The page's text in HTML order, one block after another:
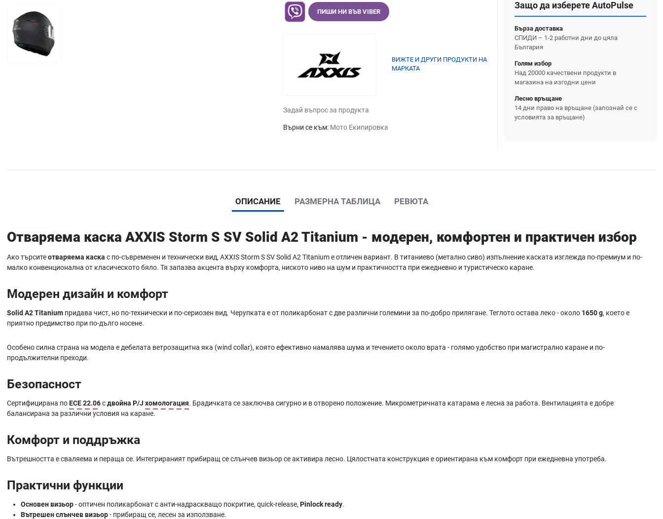
ПИШИ НИ ВЪВ VIBER
ВИЖТЕ И ДРУГИ ПРОДУКТИ НА
МАРКАТА
Задай въпрос за продукта
Върни се към: Мото Екипировка
Защо да изберете AutoPulse
Бърза доставка
СПИДИ – 1-2 работни дни до цяла
България
Голям избор
Над 20000 качествени продукти в
магазина на изгодни цени
Лесно връщане
14 дни право на връщане (запознай се с
условията за връщане)
ОПИСАНИЕ РАЗМЕРНА ТАБЛИЦА РЕВЮТА
Отваряема каска AXXIS Storm S SV Solid A2 Titanium - модерен, комфортен и практичен избор
Ако търситеотваряема каска с по-съвременен и технически вид, AXXIS Storm S SV Solid A2 Titanium е отличен вариант. В титаниево (метално сиво) изпълнение каската изглежда по-премиум и по-
малко конвенционална от класическото бяло. Тя запазва акцента върху комфорта, ниското ниво на шум и практичността при ежедневно и туристическо каране.
Модерен дизайн и комфорт
Solid A2 Titanium придава чист, но по-технически и по-сериозен вид. Черупката е от поликарбонат с две различни големини за по-добро прилягане. Теглото остава леко - около 1650 g, което е
приятно предимство при по-дълго носене.
Особено силна страна на модела е дебелата ветрозащитна яка (wind collar), която ефективно намалява шума и течението около врата - голямо удобство при магистрално каране и по-
продължителни преходи.
Безопасност
Сертифицирана поECE 22.06сдвойна P/J хомологация. Брадичката се заключва сигурно и в отворено положение. Микрометричната катарама е лесна за работа. Вентилацията е добре
балансирана за различни условия на каране.
Комфорт и поддръжка
Вътрешността е сваляема и пераща се. Интегрираният прибиращ се слънчев визьор се активира лесно. Цялостната конструкция е ориентирана към комфорт при ежедневна употреба.
Практични функции
Основен визьор- оптичен поликарбонат с анти-надраскващо покритие, quick-release, Pinlock ready.
Вътрешен слънчев визьор- прибиращ се, лесен за използване.